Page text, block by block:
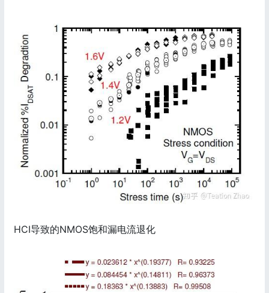
HCI导致的NMOS饱和漏电流退化